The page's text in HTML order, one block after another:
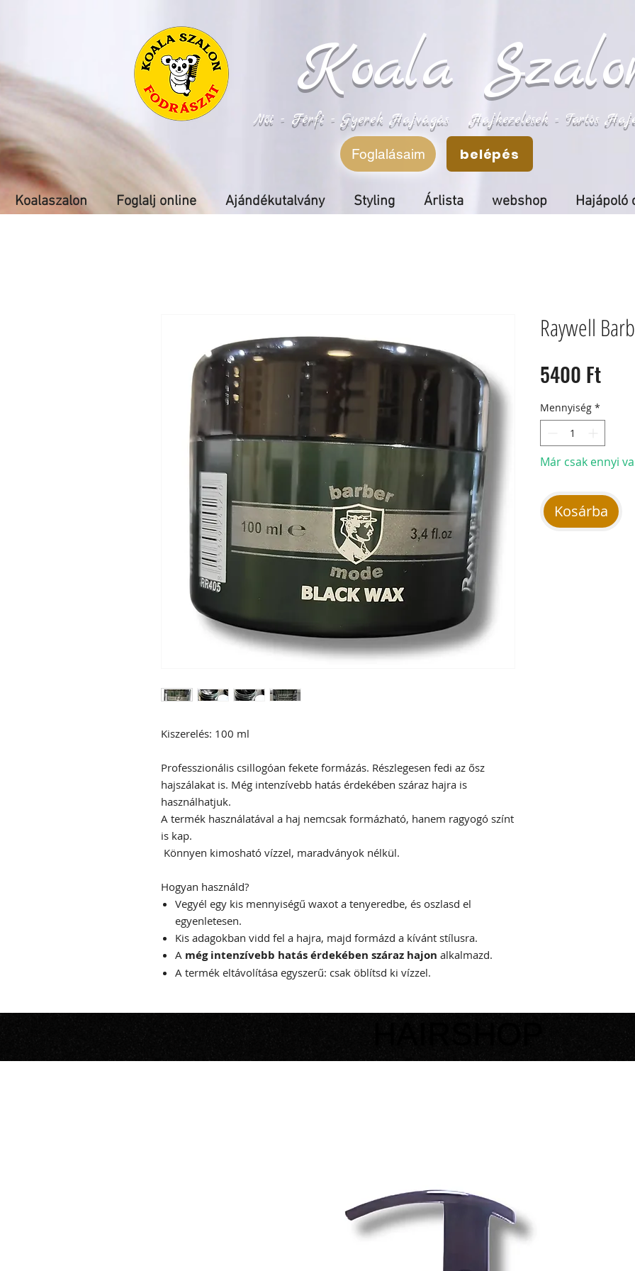
Koala
Női - Férfi - Gyerek Hajvágás Hajkezelések - Tartós
Foglalásaim belépés
Koalaszalon Foglalj online Ajándékutalvány Styling Árlista webshop Hajápoló
Kiszerelés: 100 ml
Professzionális csillogóan fekete formázás. Részlegesen fedi az ősz
hajszálakat is. Még intenzívebb hatás érdekében száraz hajra is
használhatjuk.
A termék használatával a haj nemcsak formázható, hanem ragyogó színt
is kap.
Könnyen kimosható vízzel, maradványok nélkül.
Hogyan használd?
Vegyél egy kis mennyiségű waxot a tenyeredbe, és oszlasd el
egyenletesen.
Kis adagokban vidd fel a hajra, majd formázd a kívánt stílusra.
A még intenzívebb hatás érdekében száraz hajon alkalmazd.
A termék eltávolítása egyszerű: csak öblítsd ki vízzel.
Raywell
5400 FtÁr
Mennyiség *
Már csak ennyi
Kosárba
HAIRSHOP
HAIRSHOP